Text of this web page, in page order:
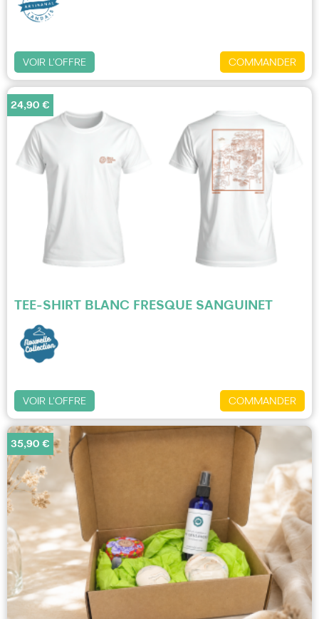
COMMANDER
VOIR L'OFFRE
TEE-SHIRT BLANC FRESQUE SANGUINET
COMMANDER
VOIR L'OFFRE
24,90 €
35,90 €